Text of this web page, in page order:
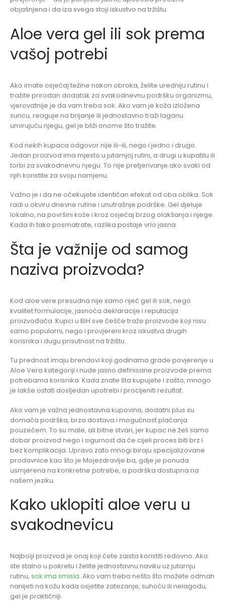
objašnjena i da iza svega stoji iskustvo na tržištu.
Aloe vera gel ili sok prema
vašoj potrebi
Ako imate osjećaj težine nakon obroka, želite uredniju rutinu i
tražite prirodan dodatak za svakodnevnu podršku organizmu,
vjerovatnije je da vam treba sok. Ako vam je koža izložena
suncu, reaguje na brijanje ili jednostavno traži laganu
umirujuću njegu, gel je bliži onome što tražite.
Kod nekih kupaca odgovor nije ili-ili, nego i jedno i drugo.
Jedan proizvod ima mjesto u jutarnjoj rutini, a drugi u kupatilu ili
torbi za svakodnevnu njegu. To nije pretjerivanje ako svaki od
njih koristite za svoju namjenu.
Važno je i da ne očekujete identičan efekat od oba oblika. Sok
radi u okviru dnevne rutine i unutrašnje podrške. Gel djeluje
lokalno, na površini kože i kroz osjećaj brzog olakšanja i njege.
Kada ih tako posmatrate, razlika postaje vrlo jasna.
Šta je važnije od samog
naziva proizvoda?
Kod aloe vere presudna nije samo riječ gel ili sok, nego
kvalitet formulacije, jasnoća deklaracije i reputacija
proizvođača. Kupci u BiH sve češće traže proizvode koji nisu
samo popularni, nego i provjereni kroz iskustva drugih
korisnika i dugu prisutnost na tržištu.
Tu prednost imaju brendovi koji godinama grade povjerenje u
Aloe Vera kategoriji i nude jasno definisane proizvode prema
potrebama korisnika. Kada znate šta kupujete i zašto, mnogo
je lakše ostati dosljedan upotrebi i procijeniti rezultat.
Ako vam je važna jednostavna kupovina, dodatni plus su
domaća podrška, brza dostava i mogućnost plaćanja
pouzećem. To su male, ali bitne stvari, jer kupac ne želi samo
dobar proizvod nego i sigurnost da će cijeli proces biti brz i
bez komplikacija. Upravo zato mnogi biraju specijalizovane
prodavnice kao što je Mojezdravlje.ba, gdje je ponuda
usmjerena na konkretne potrebe, a podrška dostupna na
našem jeziku.
Kako uklopiti aloe veru u
svakodnevicu
Najbolji proizvod je onaj koji ćete zaista koristiti redovno. Ako
ste stalno u pokretu i želite jednostavnu naviku uz jutarnju
rutinu, sok ima smisla. Ako vam treba nešto što možete odmah
nanijeti na kožu kada osjetite zatezanje, suhoću ili nelagodu,
gel je praktičniji.